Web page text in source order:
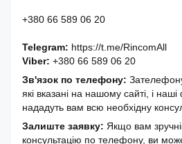
+380 66 589 06 20
Telegram: https://t.me/RincomAll
Viber: +380 66 589 06 20
Зв'язок по телефону:
які вказані на нашому сайті, і наші
нададуть вам всю необхідну
Залиште заявку: Якщо вам
консультацію по телефону, ви